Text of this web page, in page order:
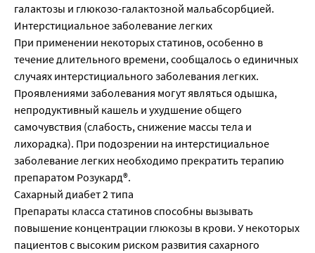
галактозы и глюкозо-галактозной мальабсорбцией.
Интерстициальное заболевание легких
При применении некоторых статинов, особенно в
течение длительного времени, сообщалось о единичных
случаях интерстициального заболевания легких.
Проявлениями заболевания могут являться одышка,
непродуктивный кашель и ухудшение общего
самочувствия (слабость, снижение массы тела и
лихорадка). При подозрении на интерстициальное
заболевание легких необходимо прекратить терапию
препаратом Poзукард®.
Сахарный диабет 2 типа
Препараты класса статинов способны вызывать
повышение концентрации глюкозы в крови. У некоторых
пациентов с высоким риском развития сахарного